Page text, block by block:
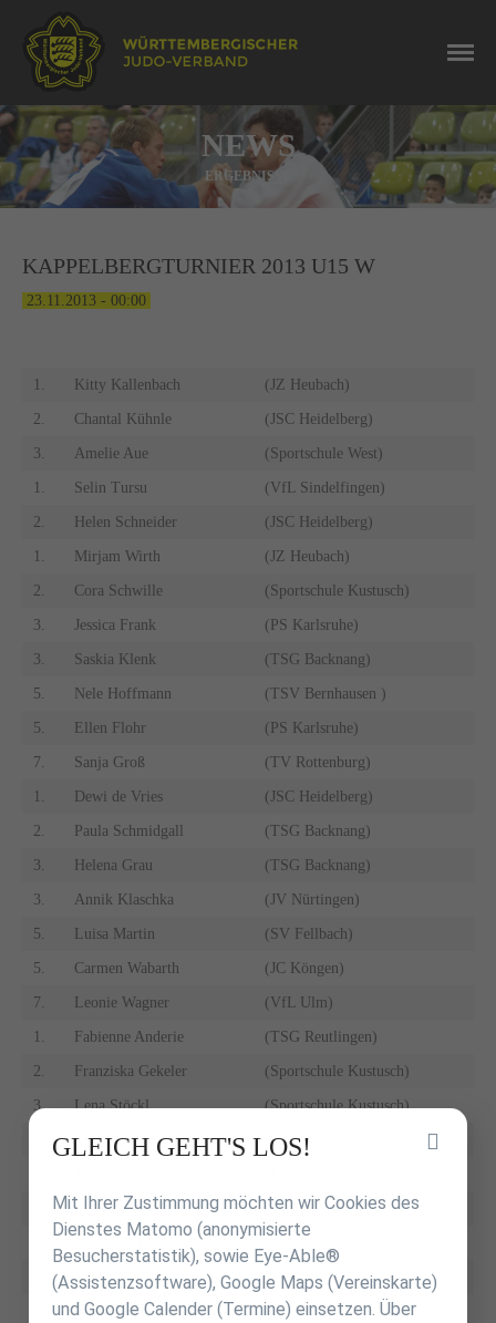
NEWS
ERGEBNISSE
KAPPELBERGTURNIER 2013 U15 W
23.11.2013 - 00:00
1. Kitty Kallenbach (JZ Heubach)
2. Chantal Kühnle (JSC Heidelberg)
3. Amelie Aue (Sportschule West)
1. Selin Tursu (VfL Sindelfingen)
2. Helen Schneider (JSC Heidelberg)
1. Mirjam Wirth (JZ Heubach)
2. Cora Schwille (Sportschule Kustusch)
3. Jessica Frank (PS Karlsruhe)
3. Saskia Klenk (TSG Backnang)
5. Nele Hoffmann (TSV Bernhausen )
5. Ellen Flohr (PS Karlsruhe)
7. Sanja Groß (TV Rottenburg)
1. Dewi de Vries (JSC Heidelberg)
2. Paula Schmidgall (TSG Backnang)
3. Helena Grau (TSG Backnang)
3. Annik Klaschka (JV Nürtingen)
5. Luisa Martin (SV Fellbach)
5. Carmen Wabarth (JC Köngen)
7. Leonie Wagner (VfL Ulm)
1. Fabienne Anderie (TSG Reutlingen)
2. Franziska Gekeler (Sportschule Kustusch)
3. Lena Stöckl (Sportschule Kustusch)
Melinda Geyer (TSG Backnang)
Leonie Dreher (TSB Ravensburg)
Janine Godon (FA Göppingen)
Isabel Kantak (Sportschule West)
Inhalt
GLEICH GEHT'S LOS!
Mit Ihrer Zustimmung möchten wir Cookies des
Dienstes Matomo (anonymisierte
Besucherstatistik), sowie Eye-Able®
(Assistenzsoftware), Google Maps (Vereinskarte)
und Google Calender (Termine) einsetzen. Über